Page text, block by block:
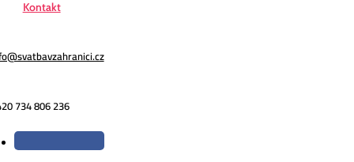
Kontakt
734 806 236